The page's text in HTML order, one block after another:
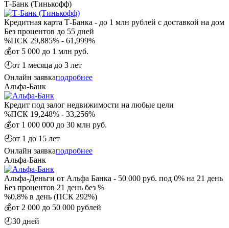
Т-Банк (Тинькофф)
Кредитная карта Т-Банка - до 1 млн рублей с доставкой на дом
Без процентов до 55 дней
%ПСК 29,885% - 61,999%
💰от 5 000 до 1 млн руб.
🕘от 1 месяца до 3 лет
Онлайн заявкаподробнее
Альфа-Банк
Кредит под залог недвижимости на любые цели
%ПСК 19,248% - 33,256%
💰от 1 000 000 до 30 млн руб.
🕘от 1 до 15 лет
Онлайн заявкаподробнее
Альфа-Банк
Альфа-Деньги от Альфа Банка - 50 000 руб. под 0% на 21 день
Без процентов 21 день без %
%0,8% в день (ПСК 292%)
💰от 2 000 до 50 000 рублей
🕘30 дней